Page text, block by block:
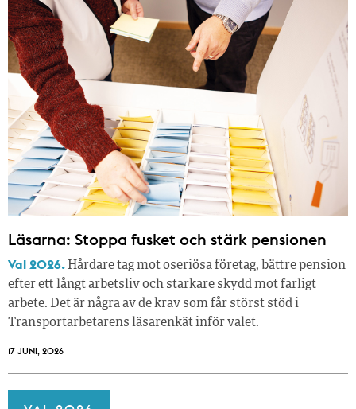
Läsarna: Stoppa fusket och stärk pensionen
Val 2026. Hårdare tag mot oseriösa företag, bättre pension
efter ett långt arbetsliv och starkare skydd mot farligt
arbete. Det är några av de krav som får störst stöd i
Transportarbetarens läsar­enkät inför valet.
17 JUNI, 2026